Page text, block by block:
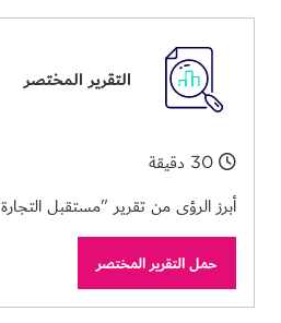
التقرير المختصر
30 دقيقة
أبرز الرؤى من تقرير "مستقبل التجارة"
حمل التقرير المختصر